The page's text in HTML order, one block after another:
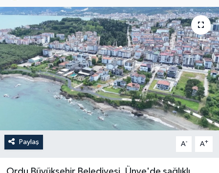
Paylaş A- A+